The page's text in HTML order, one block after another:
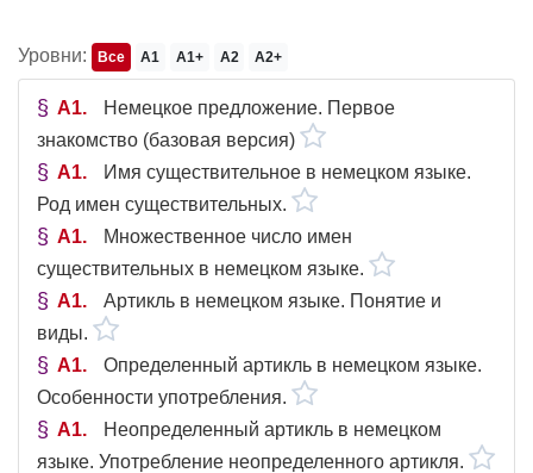
Уровни: Все A1 A1+ A2 A2+
A1
Немецкое предложение. Первое
знакомство (базовая версия)
A1
Имя существительное в немецком языке.
Род имен существительных.
A1
Множественное число имен
существительных в немецком языке.
A1
Артикль в немецком языке. Понятие и
виды.
A1
Определенный артикль в немецком языке.
Особенности употребления.
A1
Неопределенный артикль в немецком
языке. Употребление неопределенного артикля.